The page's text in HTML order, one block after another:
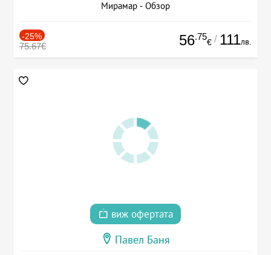
Мирамар - Обзор
-25%
75.67€ 56.75
€ / 111лв.
виж офертата
Павел Баня